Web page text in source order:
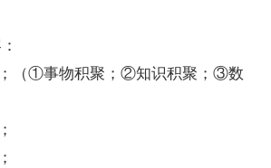
①事物积聚；②知识积聚；③数